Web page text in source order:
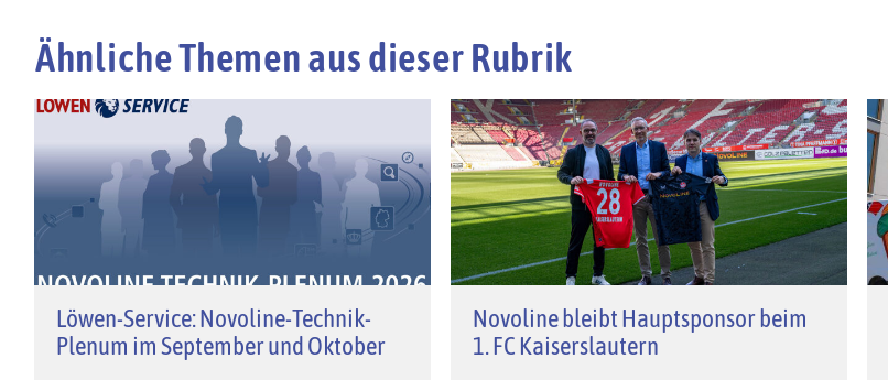
Ähnliche Themen aus dieser Rubrik
Löwen-Service: Novoline-Technik-
Plenum im September und Oktober
Novoline bleibt Hauptsponsor beim
1. FC Kaiserslautern